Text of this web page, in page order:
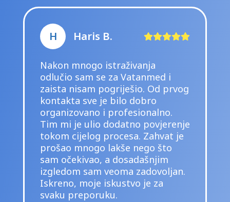
H Haris B.
Nakon mnogo istraživanja
odlučio sam se za Vatanmed i
zaista nisam pogriješio. Od prvog
kontakta sve je bilo dobro
organizovano i profesionalno.
Tim mi je ulio dodatno povjerenje
tokom cijelog procesa. Zahvat je
prošao mnogo lakše nego što
sam očekivao, a dosadašnjim
izgledom sam veoma zadovoljan.
Iskreno, moje iskustvo je za
svaku preporuku.